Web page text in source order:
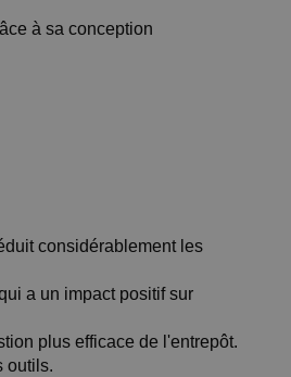
à sa conception
considérablement les
a un impact positif sur
plus efficace de l'entrepôt.
outils.